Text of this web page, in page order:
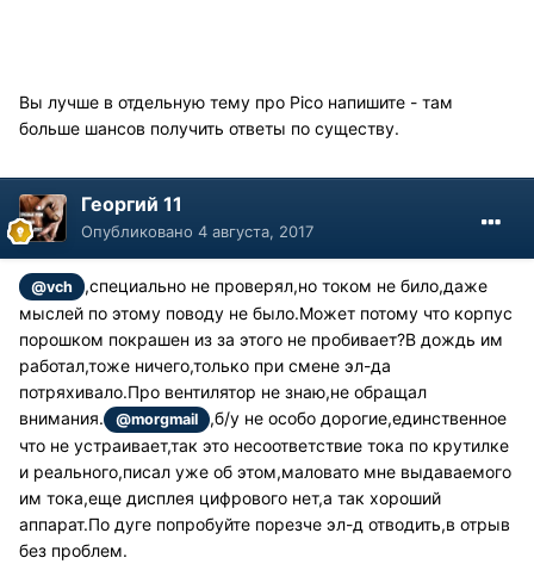
Вы лучше в отдельную тему про Pico напишите - там
больше шансов получить ответы по существу.
Георгий 11
Опубликовано 4 августа, 2017
@vch
,специально не проверял,но током не било,даже
мыслей по этому поводу не было.Может потому что корпус
порошком покрашен из за этого не пробивает?В дождь им
работал,тоже ничего,только при смене эл-да
потряхивало.Про вентилятор не знаю,не обращал
внимания.
@morgmail
,б/у не особо дорогие,единственное
что не устраивает,так это несоответствие тока по крутилке
и реального,писал уже об этом,маловато мне выдаваемого
им тока,еще дисплея цифрового нет,а так хороший
аппарат.По дуге попробуйте порезче эл-д отводить,в отрыв
без проблем.